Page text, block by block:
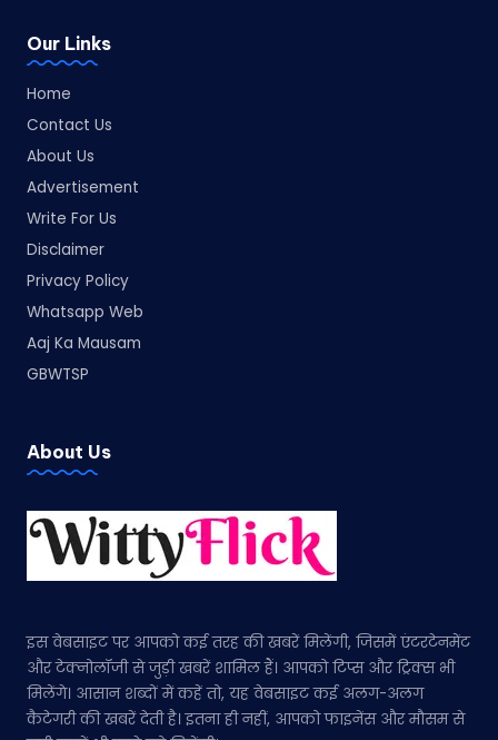
Our Links
Home
Contact Us
About Us
Advertisement
Write For Us
Disclaimer
Privacy Policy
Whatsapp Web
Aaj Ka Mausam
GBWTSP
About Us
इस वेबसाइट पर आपको कई तरह की खबरें मिलेंगी, जिसमें एंटरटेनमेंट
और टेक्नोलॉजी से जुड़ी खबरें शामिल हैं। आपको टिप्स और ट्रिक्स भी
मिलेंगे। आसान शब्दों में कहें तो, यह वेबसाइट कई अलग-अलग
कैटेगरी की खबरें देती है। इतना ही नहीं, आपको फाइनेंस और मौसम से